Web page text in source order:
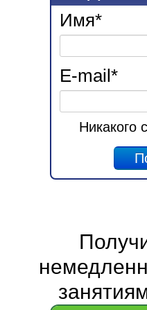
Имя*
E-mail *
Никакого